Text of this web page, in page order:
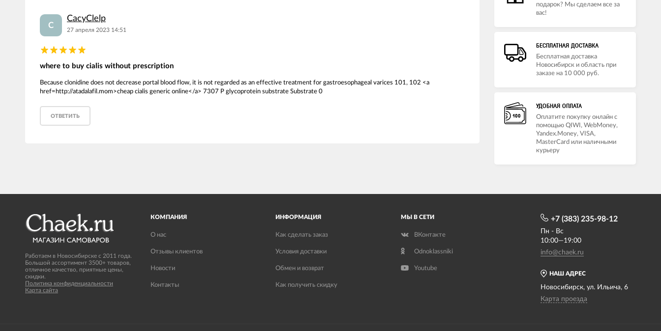
C
CacyClelp
27 апреля 2023 14:51
where to buy cialis without prescription
Because clonidine does not decrease portal blood flow, it is not regarded as an effective treatment for gastroesophageal varices 101, 102 <a
href=http://atadalafil.mom>cheap cialis generic online</a> 7307 P glycoprotein substrate Substrate 0
ОТВЕТИТЬ
подарок? Мы сделаем все за
вас!
БЕСПЛАТНАЯ ДОСТАВКА
Бесплатная доставка
Новосибирск и область при
заказе на 10 000 руб.
УДОБНАЯ ОПЛАТА
Оплатите покупку онлайн с
помощью QIWI, WebMoney,
Yandex.Money, VISA,
MasterCard или наличными
курьеру
Работаем в Новосибирске с 2011 года.
Большой ассортимент 3500+ товаров,
отличное качество, приятные цены,
скидки.
Политика конфиденциальности
Карта сайта
КОМПАНИЯ
О нас
Отзывы клиентов
Новости
Контакты
ИНФОРМАЦИЯ
Как сделать заказ
Условия доставки
Обмен и возврат
Как получить скидку
МЫ В СЕТИ
ВКонтакте
Odnoklassniki
Youtube
НАШ АДРЕС
Новосибирск, ул. Ильича, 6
Карта проезда
+7 (383) 235-98-12
Пн - Вс
10:00—19:00
info@chaek.ru